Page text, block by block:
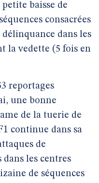
baisse de
consacrées
délinquance dans les
la vedette (5 fois en
reportages
une bonne
de la tuerie de
continue dans sa
de
dans les centres
de séquences